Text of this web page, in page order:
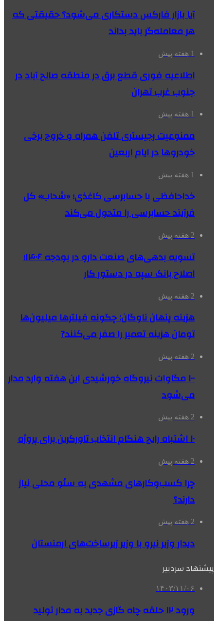
آیا بازار فارکس دستکاری می‌شود؟ حقیقتی که
هر معامله‌گر باید بداند
1 هفته پیش
اطلاعیه فوری قطع برق در منطقه صالح آباد در
جنوب غرب تهران
1 هفته پیش
ممنوعیت رجیستری تلفن همراه و خروج برخی
خودروها در ایام اربعین
1 هفته پیش
خداحافظی با حسابرسی کاغذی؛ «شحاب» کل
فرآیند حسابرسی را متحول می‌کند
2 هفته پیش
تسویه بدهی‌های صنعت دارو در بودجه ۱۴۰۶؛
اصلاح بانک سپه در دستور کار
2 هفته پیش
هزینه پنهان ناوگان: چگونه فیلترها میلیون‌ها
تومان هزینه تعمیر را صفر می‌کنند?
2 هفته پیش
۱۰۰ مگاوات نیروگاه‌ خورشیدی این هفته وارد مدار
می‌شود
2 هفته پیش
۱۰ اشتباه رایج هنگام انتخاب تاورکرین برای پروژه
2 هفته پیش
چرا کسب‌وکارهای مشهدی به سئو محلی نیاز
دارند؟
2 هفته پیش
دیدار وزیر نیرو با وزیر زیرساخت‌های ارمنستان
پیشنهاد سردبیر
۱۴۰۳/۱۱/۰۶
ورود ۱۲ حلقه چاه گازی جدید به مدار تولید